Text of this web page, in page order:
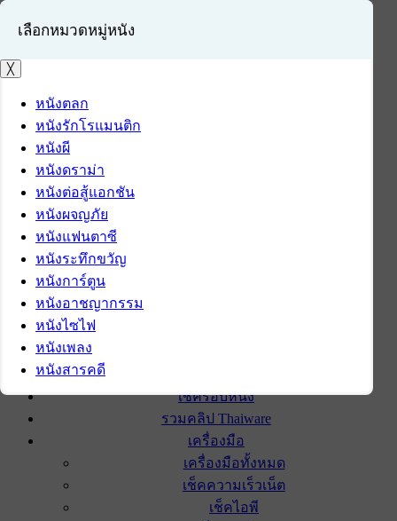
เข้าสู่ระบบ
สมัครสมาชิก
เช็ครอบหนัง
รวมคลิป Thaiware
เครื่องมือ
เครื่องมือทั้งหมด
เช็คความเร็วเน็ต
เช็คไอพี
เลือกหมวดหมู่หนัง
╳
หนังตลก
หนังรักโรแมนติก
หนังผี
หนังดราม่า
หนังต่อสู้แอกชัน
หนังผจญภัย
หนังแฟนตาซี
หนังระทึกขวัญ
หนังการ์ตูน
หนังอาชญากรรม
หนังไซไฟ
หนังเพลง
หนังสารคดี